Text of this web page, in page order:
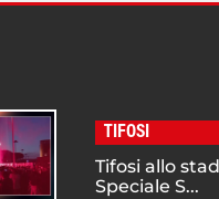
TIFOSI
Tifosi allo
Speciale S...